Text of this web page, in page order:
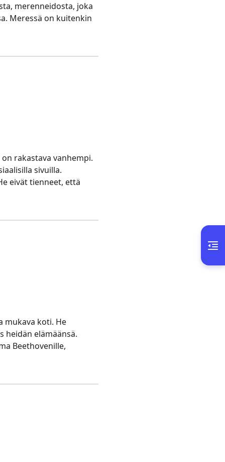
merenneidosta, joka
Meressä on kuitenkin
rakastava vanhempi.
sivuilla.
eivät tienneet, että
mukava koti. He
heidän elämäänsä.
Beethovenille,